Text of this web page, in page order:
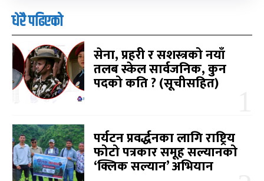
धेरै पढिएको
सेना, प्रहरी र सशस्त्रको नयाँ
तलब स्केल सार्वजनिक, कुन
पदको कति ? (सूचीसहित)
पर्यटन प्रवर्द्धनका लागि राष्ट्रिय
फोटो पत्रकार समूह सल्यानको
‘क्लिक सल्यान’ अभियान